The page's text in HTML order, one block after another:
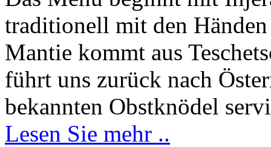
traditionell mit den
Mantie kommt aus
führt uns zurück nach
bekannten Obstknödel
Lesen Sie mehr ..